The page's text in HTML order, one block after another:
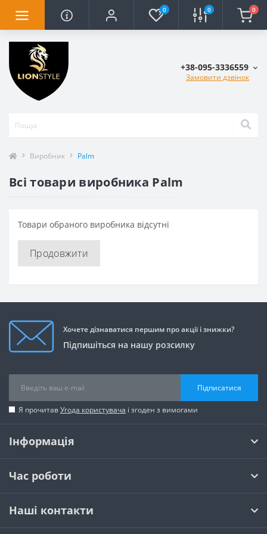
0 0 0
+38-095-3336559
Замовити дзвінок
Виробник Palm
Всі товари виробника Palm
Товари обраного виробника відсутні
Продовжити
Хочете дізнаватися першим про акції і знижки?
Підпишіться на нашу розсилку
Підписатися
Я прочитавУгода користувача і згоден з вимогами
Інформація
Час роботи
Наші контакти